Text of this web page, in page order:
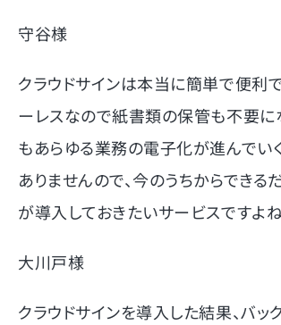
守谷様
クラウドサインは本当に簡単で便利
ーレスなので紙書類の保管も不要に
もあらゆる業務の電子化が進んでい
ありませんので、今のうちからできる
が導入しておきたいサービスですよね
大川戸様
クラウドサインを導入した結果、バッ